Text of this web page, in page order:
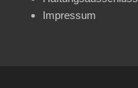
Impressum